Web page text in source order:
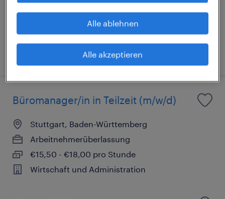
€3.500 - €4.200 pro Monat
Wirtschaft und Administration
Büromanager/in in Teilzeit (m/w/d)
Stuttgart, Baden-Württemberg
Arbeitnehmerüberlassung
€15,50 - €18,00 pro Stunde
Wirtschaft und Administration
Alle ablehnen
Alle akzeptieren